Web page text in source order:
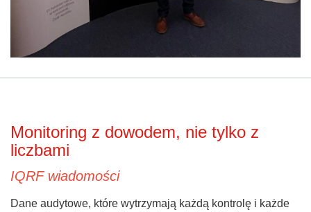
Monitoring z dowodem, nie tylko z
liczbami
IQRF wiadomości
Dane audytowe, które wytrzymają każdą kontrolę i każde